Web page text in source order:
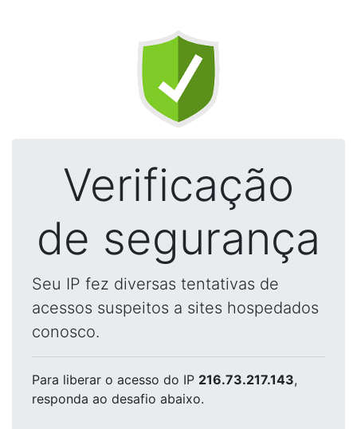
Verificação
de segurança
Seu IP fez diversas tentativas de
acessos suspeitos a sites hospedados
conosco.
Para liberar o acesso do IP 216.73.217.143,
responda ao desafio abaixo.